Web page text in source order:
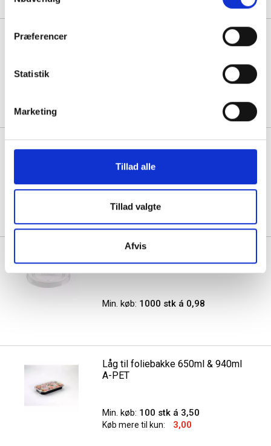
Præferencer
Statistik
Marketing
Tillad alle
Tillad valgte
Afvis
Låg t/plastbakke, Færch, M 5187
Rektangulær 194x144x17mm
PET, transparent, karton a 110 stk
1 karton á 1.151,25
110ml APET klar
Min. køb: 1000 stk á 0,98
Låg til foliebakke 650ml & 940ml
A-PET
Min. køb: 100 stk á 3,50
Køb mere til kun: 3,00